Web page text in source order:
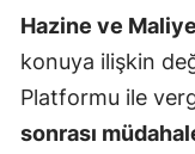
Hazine ve
konuya ilişkin
Platformu ile
sonrası